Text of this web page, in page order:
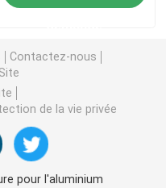
inoxydable
Contactez-nous
de la vie privée
pour l'aluminium